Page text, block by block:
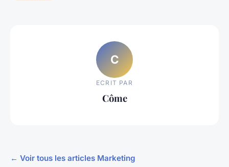
C
ECRIT PAR
Côme
← Voir tous les articles Marketing